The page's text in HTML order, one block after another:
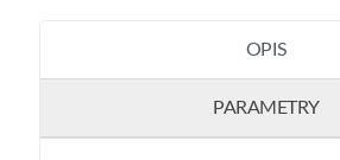
OPIS
PARAMETRY